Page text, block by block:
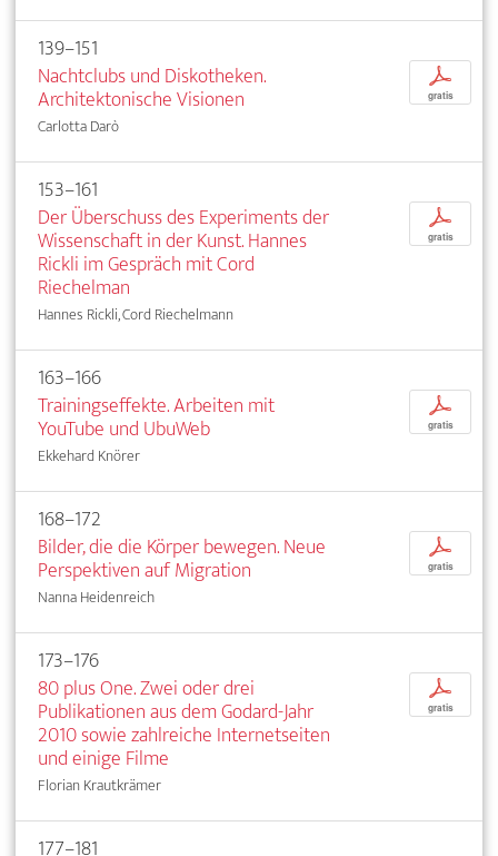
139–151
Nachtclubs und Diskotheken.
Architektonische Visionen
Carlotta Darò
p
gratis
153–161
Der Überschuss des Experiments der
Wissenschaft in der Kunst. Hannes
Rickli im Gespräch mit Cord
Riechelman
Hannes Rickli, Cord Riechelmann
p
gratis
163–166
Trainingseffekte. Arbeiten mit
YouTube und UbuWeb
Ekkehard Knörer
p
gratis
168–172
Bilder, die die Körper bewegen. Neue
Perspektiven auf Migration
Nanna Heidenreich
p
gratis
173–176
80 plus One. Zwei oder drei
Publikationen aus dem Godard-Jahr
2010 sowie zahlreiche Internetseiten
und einige Filme
Florian Krautkrämer
p
gratis